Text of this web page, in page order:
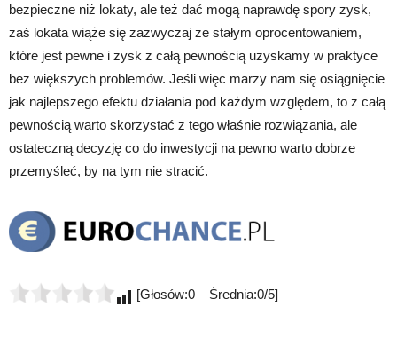
bezpieczne niż lokaty, ale też dać mogą naprawdę spory zysk,
zaś lokata wiąże się zazwyczaj ze stałym oprocentowaniem,
które jest pewne i zysk z całą pewnością uzyskamy w praktyce
bez większych problemów. Jeśli więc marzy nam się osiągnięcie
jak najlepszego efektu działania pod każdym względem, to z całą
pewnością warto skorzystać z tego właśnie rozwiązania, ale
ostateczną decyzję co do inwestycji na pewno warto dobrze
przemyśleć, by na tym nie stracić.
[Głosów:0 Średnia:0/5]